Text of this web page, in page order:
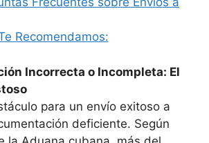
Recomendamos:
Incorrecta o Incompleta: El
para un envío exitoso a
deficiente. Según